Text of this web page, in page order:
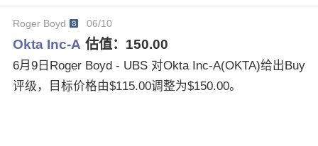
Roger Boyd 06/10
Okta Inc-A 估值： 150.00
6月9日Roger Boyd - UBS 对Okta Inc-A(OKTA)给出Buy
评级，目标价格由$115.00调整为$150.00。